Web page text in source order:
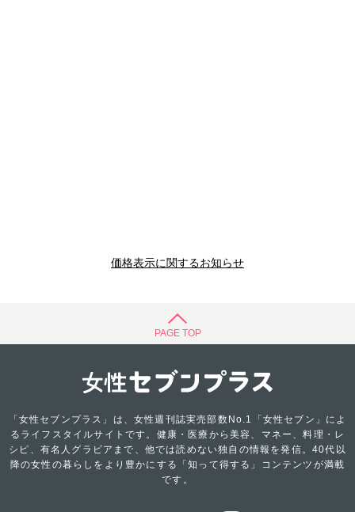
価格表示に関するお知らせ
PAGE TOP
「女性セブンプラス」は、女性週刊誌実売部数No.1「女性セブン」によ
るライフスタイルサイトです。健康・医療から美容、マネー、料理・レ
シピ、有名人グラビアまで、他では読めない独自の情報を発信。40代以
降の女性の暮らしをより豊かにする「知って得する」コンテンツが満載
です。